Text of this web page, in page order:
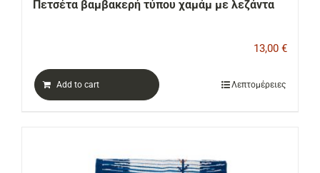
Πετσέτα βαμβακερή τύπου χαμάμ με λεζάντα
13,00 €
Add to cart Λεπτομέρειες